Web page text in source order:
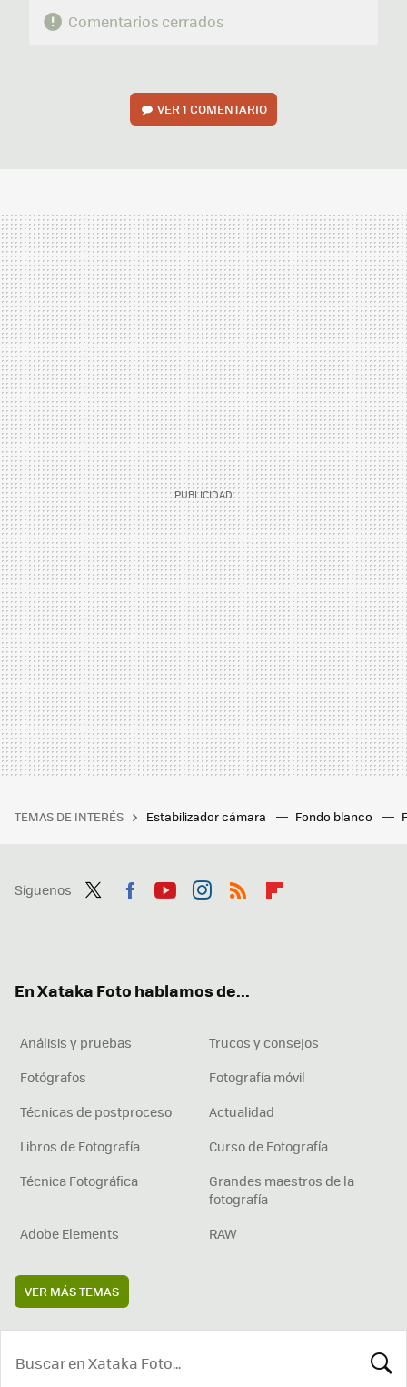
Comentarios cerrados
VER1 COMENTARIO
TEMAS DE INTERÉS Estabilizador cámara Fondo blanco
Síguenos
En Xataka Foto hablamos de...
Análisis y pruebas
Trucos y consejos
Fotógrafos
Fotografía móvil
Técnicas de postproceso
Actualidad
Libros de Fotografía
Curso de Fotografía
Técnica Fotográfica
Grandes maestros de la
fotografía
Adobe Elements
RAW
VER MÁS TEMAS